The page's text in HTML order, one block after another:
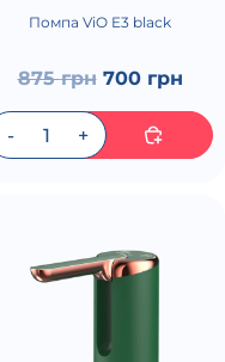
Помпа ViO E3 black
875грн 700 грн